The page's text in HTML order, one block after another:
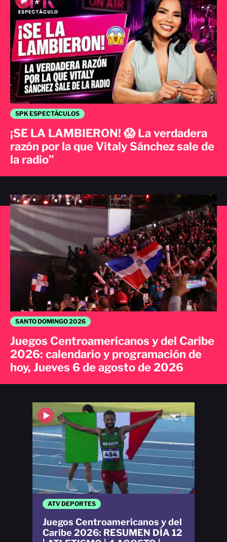
SANTO DOMINGO 2026
Juegos Centroamericanos y del Caribe
2026: calendario y programación de
hoy, Jueves 6 de agosto de 2026
SPK ESPECTÁCULOS
¡SE LA LAMBIERON! 😱 La verdadera
razón por la que Vitaly Sánchez sale de
la radio”
ATV DEPORTES
Juegos Centroamericanos y del
Caribe 2026: RESUMEN DÍA 12